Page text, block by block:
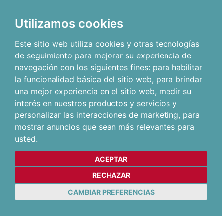
Utilizamos cookies
Este sitio web utiliza cookies y otras tecnologías
de seguimiento para mejorar su experiencia de
navegación con los siguientes fines: para habilitar
la funcionalidad básica del sitio web, para brindar
una mejor experiencia en el sitio web, medir su
interés en nuestros productos y servicios y
personalizar las interacciones de marketing, para
mostrar anuncios que sean más relevantes para
usted.
ACEPTAR
RECHAZAR
CAMBIAR PREFERENCIAS